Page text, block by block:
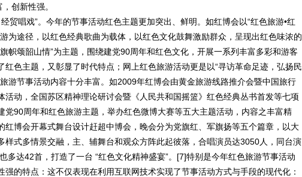
创新性强。
贸唱戏”。今年的节事活动红色主题更加突出、鲜明。如红博会以“红色旅游•红
为途径，以红色经典歌曲为载体，以红色文化鼓舞激励群众，呈现出红色味浓的
帜颂韶山情”为主题，围绕建党90周年和红色文化，开展一系列丰富多彩和游客
红色主题，又彰显了时代特点；网上红色旅游活动更是以“寻访革命足迹，弘扬民
游节事活动内容十分丰富。如2009年红博会由黄金旅游线路推介会暨中国旅行
活动，全国苏区精神理论研讨会暨《人民共和国摇篮》红色经典丛书首发等七项
党90周年和红色旅游主题，举办红色微博大赛等五大主题活动，内容之丰富精
红博会开幕式舞台设计赶超中博会，晚会分为党旗红、军旗扬等五个篇章，以大
样式多情景交融，主、辅舞台和观众方阵此起彼落，合唱演员达3050人，同台演
多达42首，打造了一台 “红色文化精神盛宴”。[7]特别是今年红色旅游节事活动
强的特点：这不仅表现在利用互联网技术实现了节事活动方式与手段的现代化：